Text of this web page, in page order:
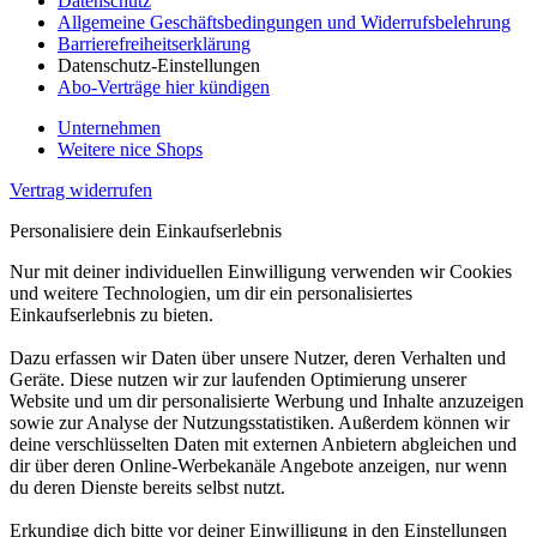
Allgemeine Geschäftsbedingungen und Widerrufsbelehrung
Barrierefreiheitserklärung
Datenschutz-Einstellungen
Abo-Verträge hier kündigen
Unternehmen
Weitere nice Shops
Vertrag widerrufen
Personalisiere dein Einkaufserlebnis
Nur mit deiner individuellen Einwilligung verwenden wir Cookies
und weitere Technologien, um dir ein personalisiertes
Einkaufserlebnis zu bieten.
Dazu erfassen wir Daten über unsere Nutzer, deren Verhalten und
Geräte. Diese nutzen wir zur laufenden Optimierung unserer
Website und um dir personalisierte Werbung und Inhalte anzuzeigen
sowie zur Analyse der Nutzungsstatistiken. Außerdem können wir
deine verschlüsselten Daten mit externen Anbietern abgleichen und
dir über deren Online-Werbekanäle Angebote anzeigen, nur wenn
du deren Dienste bereits selbst nutzt.
Erkundige dich bitte vor deiner Einwilligung in den Einstellungen